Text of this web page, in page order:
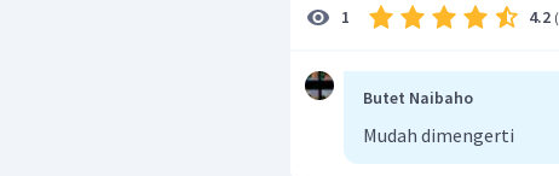
1 4.2 (
Butet Naibaho
Mudah dimengerti